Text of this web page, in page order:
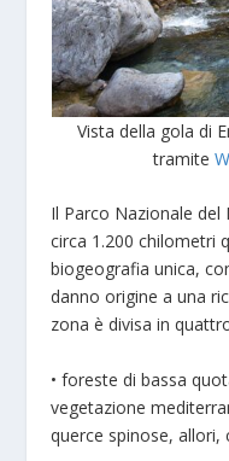
Vista della gola di
tramite
Il Parco Nazionale del
circa 1.200 chilometri
biogeografia unica,
danno origine a una
zona è divisa in
• foreste di bassa
vegetazione
querce spinose, allori,